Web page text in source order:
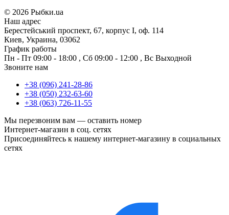
© 2026 Рыбки.ua
Наш адрес
Берестейський проспект, 67, корпус I, оф. 114
Киев, Украина, 03062
График работы
Пн - Пт 09:00 - 18:00 , Сб 09:00 - 12:00 , Вс Выходной
Звоните нам
+38 (096) 241-28-86
+38 (050) 232-63-60
+38 (063) 726-11-55
Мы перезвоним вам — оставить номер
Интернет-магазин в соц. сетях
Присоединяйтесь к нашему интернет-магазину в социальных
сетях